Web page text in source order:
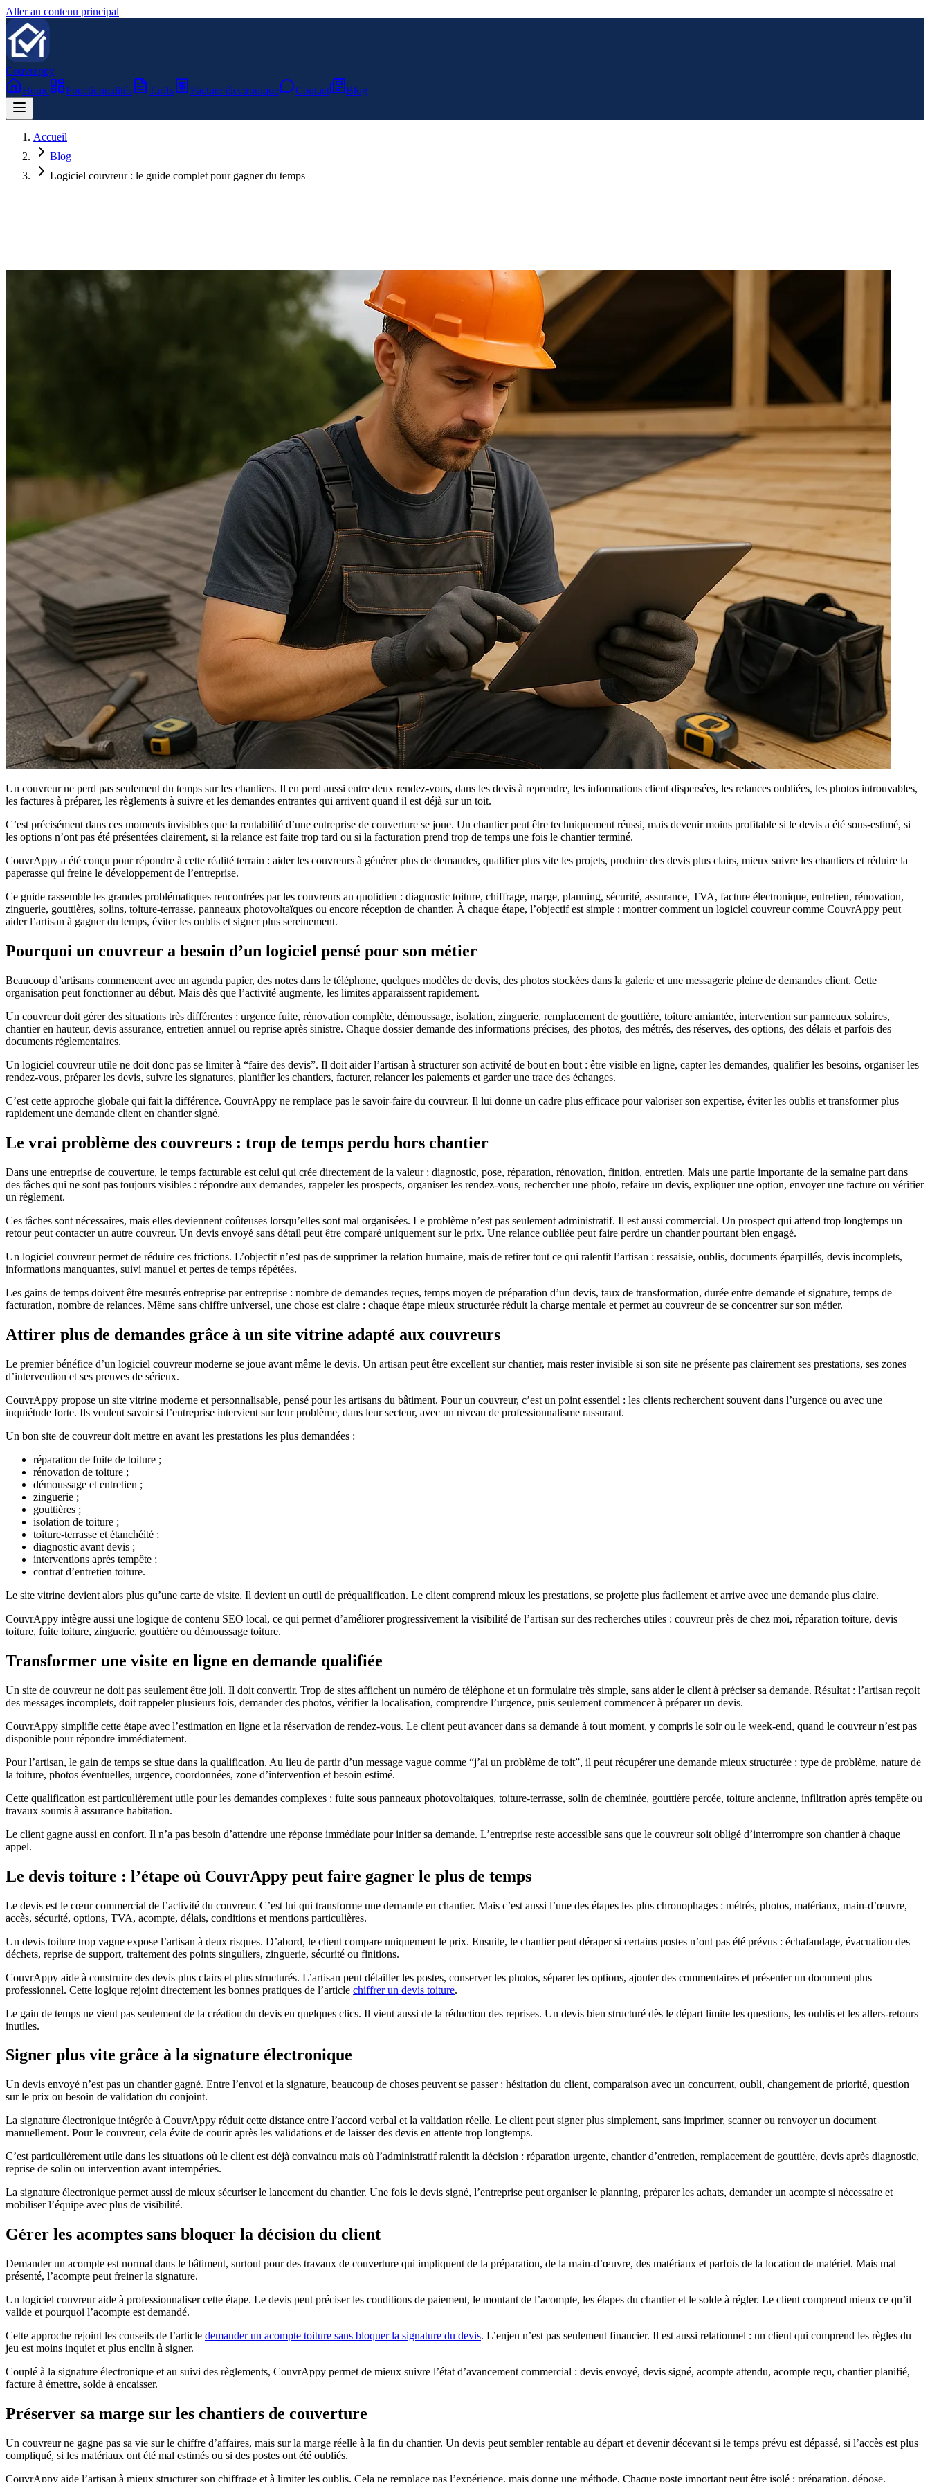
Aller au contenu principal
Couvrappy
Home
Fonctionnalités Tarifs Facture électronique Contact Blog
Accueil
Blog
Logiciel couvreur : le guide complet pour gagner du temps
Un couvreur ne perd pas seulement du temps sur les chantiers. Il en perd aussi entre deux rendez-vous, dans les devis à reprendre, les informations client dispersées, les relances oubliées, les photos introuvables,
les factures à préparer, les règlements à suivre et les demandes entrantes qui arrivent quand il est déjà sur un toit.
C’est précisément dans ces moments invisibles que la rentabilité d’une entreprise de couverture se joue. Un chantier peut être techniquement réussi, mais devenir moins profitable si le devis a été sous-estimé, si
les options n’ont pas été présentées clairement, si la relance est faite trop tard ou si la facturation prend trop de temps une fois le chantier terminé.
CouvrAppy a été conçu pour répondre à cette réalité terrain : aider les couvreurs à générer plus de demandes, qualifier plus vite les projets, produire des devis plus clairs, mieux suivre les chantiers et réduire la
paperasse qui freine le développement de l’entreprise.
Ce guide rassemble les grandes problématiques rencontrées par les couvreurs au quotidien : diagnostic toiture, chiffrage, marge, planning, sécurité, assurance, TVA, facture électronique, entretien, rénovation,
zinguerie, gouttières, solins, toiture-terrasse, panneaux photovoltaïques ou encore réception de chantier. À chaque étape, l’objectif est simple : montrer comment un logiciel couvreur comme CouvrAppy peut
aider l’artisan à gagner du temps, éviter les oublis et signer plus sereinement.
Pourquoi un couvreur a besoin d’un logiciel pensé pour son métier
Beaucoup d’artisans commencent avec un agenda papier, des notes dans le téléphone, quelques modèles de devis, des photos stockées dans la galerie et une messagerie pleine de demandes client. Cette
organisation peut fonctionner au début. Mais dès que l’activité augmente, les limites apparaissent rapidement.
Un couvreur doit gérer des situations très différentes : urgence fuite, rénovation complète, démoussage, isolation, zinguerie, remplacement de gouttière, toiture amiantée, intervention sur panneaux solaires,
chantier en hauteur, devis assurance, entretien annuel ou reprise après sinistre. Chaque dossier demande des informations précises, des photos, des métrés, des réserves, des options, des délais et parfois des
documents réglementaires.
Un logiciel couvreur utile ne doit donc pas se limiter à “faire des devis”. Il doit aider l’artisan à structurer son activité de bout en bout : être visible en ligne, capter les demandes, qualifier les besoins, organiser les
rendez-vous, préparer les devis, suivre les signatures, planifier les chantiers, facturer, relancer les paiements et garder une trace des échanges.
C’est cette approche globale qui fait la différence. CouvrAppy ne remplace pas le savoir-faire du couvreur. Il lui donne un cadre plus efficace pour valoriser son expertise, éviter les oublis et transformer plus
rapidement une demande client en chantier signé.
Le vrai problème des couvreurs : trop de temps perdu hors chantier
Dans une entreprise de couverture, le temps facturable est celui qui crée directement de la valeur : diagnostic, pose, réparation, rénovation, finition, entretien. Mais une partie importante de la semaine part dans
des tâches qui ne sont pas toujours visibles : répondre aux demandes, rappeler les prospects, organiser les rendez-vous, rechercher une photo, refaire un devis, expliquer une option, envoyer une facture ou vérifier
un règlement.
Ces tâches sont nécessaires, mais elles deviennent coûteuses lorsqu’elles sont mal organisées. Le problème n’est pas seulement administratif. Il est aussi commercial. Un prospect qui attend trop longtemps un
retour peut contacter un autre couvreur. Un devis envoyé sans détail peut être comparé uniquement sur le prix. Une relance oubliée peut faire perdre un chantier pourtant bien engagé.
Un logiciel couvreur permet de réduire ces frictions. L’objectif n’est pas de supprimer la relation humaine, mais de retirer tout ce qui ralentit l’artisan : ressaisie, oublis, documents éparpillés, devis incomplets,
informations manquantes, suivi manuel et pertes de temps répétées.
Les gains de temps doivent être mesurés entreprise par entreprise : nombre de demandes reçues, temps moyen de préparation d’un devis, taux de transformation, durée entre demande et signature, temps de
facturation, nombre de relances. Même sans chiffre universel, une chose est claire : chaque étape mieux structurée réduit la charge mentale et permet au couvreur de se concentrer sur son métier.
Attirer plus de demandes grâce à un site vitrine adapté aux couvreurs
Le premier bénéfice d’un logiciel couvreur moderne se joue avant même le devis. Un artisan peut être excellent sur chantier, mais rester invisible si son site ne présente pas clairement ses prestations, ses zones
d’intervention et ses preuves de sérieux.
CouvrAppy propose un site vitrine moderne et personnalisable, pensé pour les artisans du bâtiment. Pour un couvreur, c’est un point essentiel : les clients recherchent souvent dans l’urgence ou avec une
inquiétude forte. Ils veulent savoir si l’entreprise intervient sur leur problème, dans leur secteur, avec un niveau de professionnalisme rassurant.
Un bon site de couvreur doit mettre en avant les prestations les plus demandées :
réparation de fuite de toiture ;
rénovation de toiture ;
démoussage et entretien ;
zinguerie ;
gouttières ;
isolation de toiture ;
toiture-terrasse et étanchéité ;
diagnostic avant devis ;
interventions après tempête ;
contrat d’entretien toiture.
Le site vitrine devient alors plus qu’une carte de visite. Il devient un outil de préqualification. Le client comprend mieux les prestations, se projette plus facilement et arrive avec une demande plus claire.
CouvrAppy intègre aussi une logique de contenu SEO local, ce qui permet d’améliorer progressivement la visibilité de l’artisan sur des recherches utiles : couvreur près de chez moi, réparation toiture, devis
toiture, fuite toiture, zinguerie, gouttière ou démoussage toiture.
Transformer une visite en ligne en demande qualifiée
Un site de couvreur ne doit pas seulement être joli. Il doit convertir. Trop de sites affichent un numéro de téléphone et un formulaire très simple, sans aider le client à préciser sa demande. Résultat : l’artisan reçoit
des messages incomplets, doit rappeler plusieurs fois, demander des photos, vérifier la localisation, comprendre l’urgence, puis seulement commencer à préparer un devis.
CouvrAppy simplifie cette étape avec l’estimation en ligne et la réservation de rendez-vous. Le client peut avancer dans sa demande à tout moment, y compris le soir ou le week-end, quand le couvreur n’est pas
disponible pour répondre immédiatement.
Pour l’artisan, le gain de temps se situe dans la qualification. Au lieu de partir d’un message vague comme “j’ai un problème de toit”, il peut récupérer une demande mieux structurée : type de problème, nature de
la toiture, photos éventuelles, urgence, coordonnées, zone d’intervention et besoin estimé.
Cette qualification est particulièrement utile pour les demandes complexes : fuite sous panneaux photovoltaïques, toiture-terrasse, solin de cheminée, gouttière percée, toiture ancienne, infiltration après tempête ou
travaux soumis à assurance habitation.
Le client gagne aussi en confort. Il n’a pas besoin d’attendre une réponse immédiate pour initier sa demande. L’entreprise reste accessible sans que le couvreur soit obligé d’interrompre son chantier à chaque
appel.
Le devis toiture : l’étape où CouvrAppy peut faire gagner le plus de temps
Le devis est le cœur commercial de l’activité du couvreur. C’est lui qui transforme une demande en chantier. Mais c’est aussi l’une des étapes les plus chronophages : métrés, photos, matériaux, main-d’œuvre,
accès, sécurité, options, TVA, acompte, délais, conditions et mentions particulières.
Un devis toiture trop vague expose l’artisan à deux risques. D’abord, le client compare uniquement le prix. Ensuite, le chantier peut déraper si certains postes n’ont pas été prévus : échafaudage, évacuation des
déchets, reprise de support, traitement des points singuliers, zinguerie, sécurité ou finitions.
CouvrAppy aide à construire des devis plus clairs et plus structurés. L’artisan peut détailler les postes, conserver les photos, séparer les options, ajouter des commentaires et présenter un document plus
professionnel. Cette logique rejoint directement les bonnes pratiques de l’article chiffrer un devis toiture.
Le gain de temps ne vient pas seulement de la création du devis en quelques clics. Il vient aussi de la réduction des reprises. Un devis bien structuré dès le départ limite les questions, les oublis et les allers-retours
inutiles.
Signer plus vite grâce à la signature électronique
Un devis envoyé n’est pas un chantier gagné. Entre l’envoi et la signature, beaucoup de choses peuvent se passer : hésitation du client, comparaison avec un concurrent, oubli, changement de priorité, question
sur le prix ou besoin de validation du conjoint.
La signature électronique intégrée à CouvrAppy réduit cette distance entre l’accord verbal et la validation réelle. Le client peut signer plus simplement, sans imprimer, scanner ou renvoyer un document
manuellement. Pour le couvreur, cela évite de courir après les validations et de laisser des devis en attente trop longtemps.
C’est particulièrement utile dans les situations où le client est déjà convaincu mais où l’administratif ralentit la décision : réparation urgente, chantier d’entretien, remplacement de gouttière, devis après diagnostic,
reprise de solin ou intervention avant intempéries.
La signature électronique permet aussi de mieux sécuriser le lancement du chantier. Une fois le devis signé, l’entreprise peut organiser le planning, préparer les achats, demander un acompte si nécessaire et
mobiliser l’équipe avec plus de visibilité.
Gérer les acomptes sans bloquer la décision du client
Demander un acompte est normal dans le bâtiment, surtout pour des travaux de couverture qui impliquent de la préparation, de la main-d’œuvre, des matériaux et parfois de la location de matériel. Mais mal
présenté, l’acompte peut freiner la signature.
Un logiciel couvreur aide à professionnaliser cette étape. Le devis peut préciser les conditions de paiement, le montant de l’acompte, les étapes du chantier et le solde à régler. Le client comprend mieux ce qu’il
valide et pourquoi l’acompte est demandé.
Cette approche rejoint les conseils de l’article demander un acompte toiture sans bloquer la signature du devis. L’enjeu n’est pas seulement financier. Il est aussi relationnel : un client qui comprend les règles du
jeu est moins inquiet et plus enclin à signer.
Couplé à la signature électronique et au suivi des règlements, CouvrAppy permet de mieux suivre l’état d’avancement commercial : devis envoyé, devis signé, acompte attendu, acompte reçu, chantier planifié,
facture à émettre, solde à encaisser.
Préserver sa marge sur les chantiers de couverture
Un couvreur ne gagne pas sa vie sur le chiffre d’affaires, mais sur la marge réelle à la fin du chantier. Un devis peut sembler rentable au départ et devenir décevant si le temps prévu est dépassé, si l’accès est plus
compliqué, si les matériaux ont été mal estimés ou si des postes ont été oubliés.
CouvrAppy aide l’artisan à mieux structurer son chiffrage et à limiter les oublis. Cela ne remplace pas l’expérience, mais donne une méthode. Chaque poste important peut être isolé : préparation, dépose,